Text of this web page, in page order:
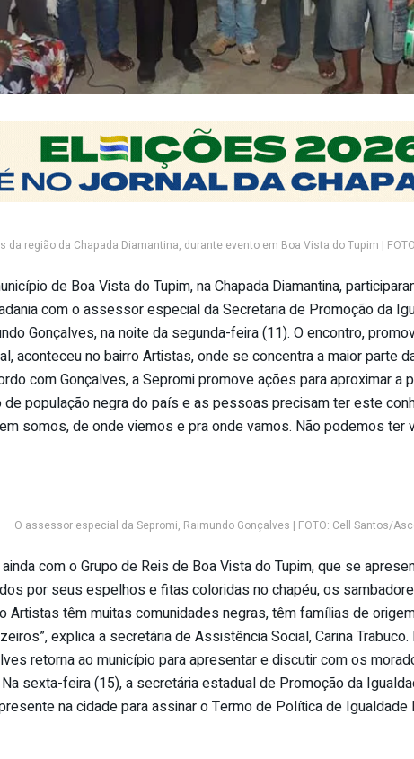
da região da Chapada Diamantina, durante evento em Boa Vista do Tupim |
de Boa Vista do Tupim, na Chapada Diamantina,
com o assessor especial da Secretaria de Promoção da
Gonçalves, na noite da segunda-feira (11). O encontro,
aconteceu no bairro Artistas, onde se concentra a maior parte
com Gonçalves, a Sepromi promove ações para aproximar a
de população negra do país e as pessoas precisam ter este
somos, de onde viemos e pra onde vamos. Não podemos ter
O assessor especial da Sepromi, Raimundo Gonçalves | FOTO: Cell Santos/
com o Grupo de Reis de Boa Vista do Tupim, que se
por seus espelhos e fitas coloridas no chapéu, os
Artistas têm muitas comunidades negras, têm famílias de
explica a secretária de Assistência Social, Carina
retorna ao município para apresentar e discutir com os
sexta-feira (15), a secretária estadual de Promoção da
na cidade para assinar o Termo de Política de Igualdade